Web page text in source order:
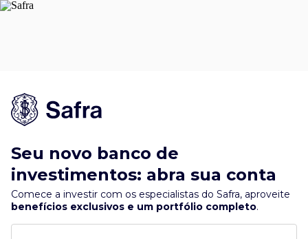
Seu novo banco de
investimentos: abra sua conta
Comece a investir com os especialistas do Safra, aproveite
benefícios exclusivos e um portfólio completo.